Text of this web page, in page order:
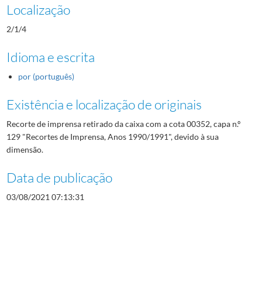
Localização
2/1/4
Idioma e escrita
por (português)
Existência e localização de originais
Recorte de imprensa retirado da caixa com a cota 00352, capa n.º
129 "Recortes de Imprensa, Anos 1990/1991", devido à sua
dimensão.
Data de publicação
03/08/2021 07:13:31